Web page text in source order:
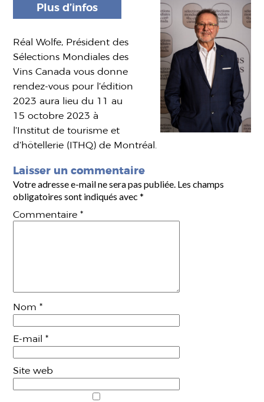
Plus d’infos
Réal Wolfe, Président des
Sélections Mondiales des
Vins Canada vous donne
rendez-vous pour l’édition
2023 aura lieu du 11 au
15 octobre 2023 à
l’Institut de tourisme et
d’hôtellerie (ITHQ) de Montréal.
Laisser un commentaire
Votre adresse e-mail ne sera pas publiée. Les champs
obligatoires sont indiqués avec*
Commentaire*
Nom*
E-mail*
Site web